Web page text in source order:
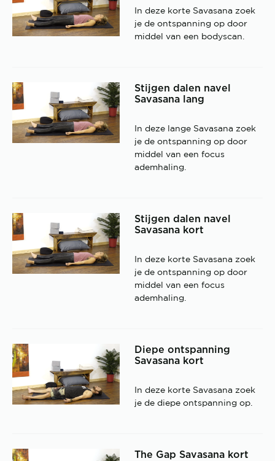
In deze korte Savasana zoek
je de ontspanning op door
middel van een bodyscan.
Stijgen dalen navel
Savasana lang
In deze lange Savasana zoek
je de ontspanning op door
middel van een focus
ademhaling.
Stijgen dalen navel
Savasana kort
In deze korte Savasana zoek
je de ontspanning op door
middel van een focus
ademhaling.
Diepe ontspanning
Savasana kort
In deze korte Savasana zoek
je de diepe ontspanning op.
The Gap Savasana kort